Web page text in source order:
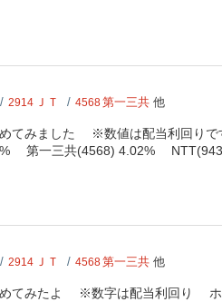
2914 ＪＴ 4568第一三共 他
めてみました ※数値は配当利回
第一三共(4568) 4.02%
2914 ＪＴ 4568第一三共 他
めてみたよ ※数字は配当利回り